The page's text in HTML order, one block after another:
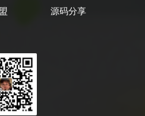
源码分享